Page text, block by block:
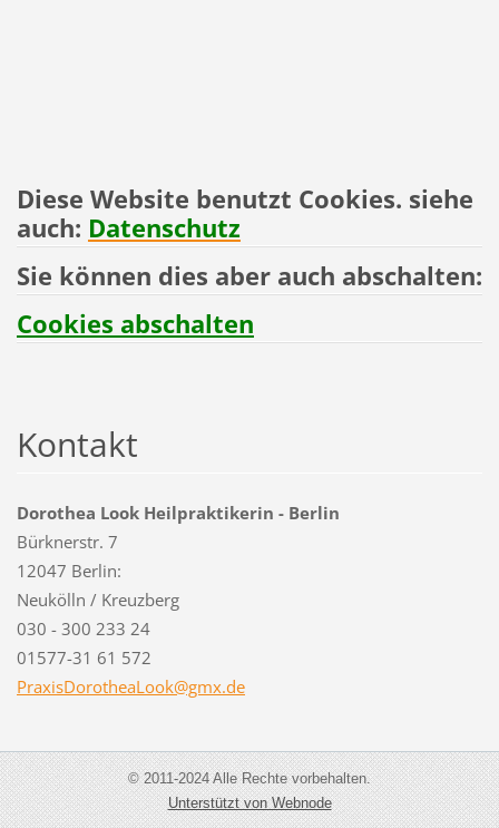
Diese Website benutzt Cookies. siehe
auch: Datenschutz
Sie können dies aber auch abschalten:
Cookies abschalten
Kontakt
Dorothea Look Heilpraktikerin - Berlin
Bürknerstr. 7
12047 Berlin:
Neukölln / Kreuzberg
030 - 300 233 24
01577-31 61 572
PraxisDorotheaLook@gmx.de
© 2011-2024 Alle Rechte vorbehalten.
Unterstützt von Webnode